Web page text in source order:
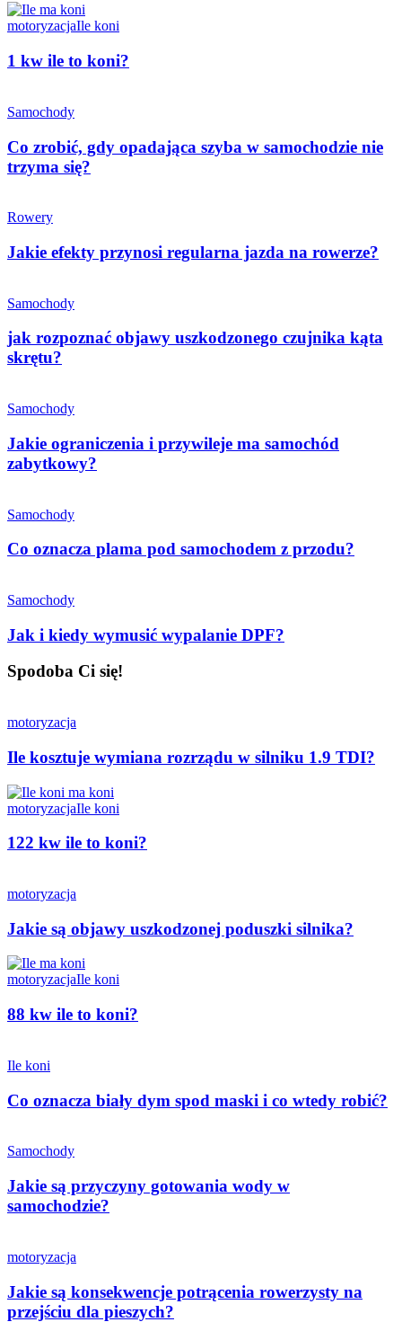
motoryzacjaIle koni
1 kw ile to koni?
Samochody
Co zrobić, gdy opadająca szyba w samochodzie nie
trzyma się?
Rowery
Jakie efekty przynosi regularna jazda na rowerze?
Samochody
jak rozpoznać objawy uszkodzonego czujnika kąta
skrętu?
Samochody
Jakie ograniczenia i przywileje ma samochód
zabytkowy?
Samochody
Co oznacza plama pod samochodem z przodu?
Samochody
Jak i kiedy wymusić wypalanie DPF?
Spodoba Ci się!
motoryzacja
Ile kosztuje wymiana rozrządu w silniku 1.9 TDI?
motoryzacjaIle koni
122 kw ile to koni?
motoryzacja
Jakie są objawy uszkodzonej poduszki silnika?
motoryzacjaIle koni
88 kw ile to koni?
Ile koni
Co oznacza biały dym spod maski i co wtedy robić?
Samochody
Jakie są przyczyny gotowania wody w
samochodzie?
motoryzacja
Jakie są konsekwencje potrącenia rowerzysty na
przejściu dla pieszych?